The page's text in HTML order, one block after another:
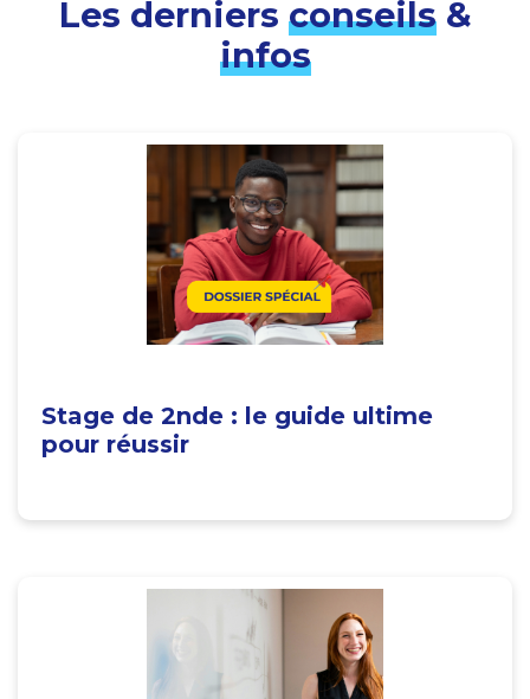
Les derniers conseils&
infos
Stage de 2nde : le guide ultime
pour réussir